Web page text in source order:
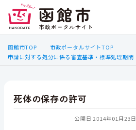
函館市TOP
市政ポータルサイトTOP
申請に対する処分に係る審査基準・標準処理期間
死体の保存の許可
公開日 2014年01月23日